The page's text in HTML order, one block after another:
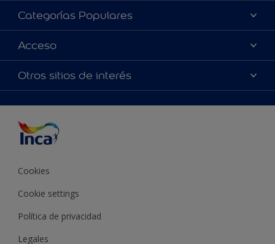
Acerca de Inca
Contactanos
Encontrá un distribuidor Inca
Categorías Populares
Colores
Productos
Inspiración
Acceso
Accesibilidad
Precisión del color
Otros sitios de interés
Cookies
Cookie settings
Política de privacidad
Legales